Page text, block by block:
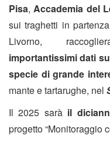
Pisa,Accademia del
sui traghetti in
Livorno,
importantissimi dati
specie di grande
mante e tartarughe, nel
Il 2025 sarà il
progetto “Monitoraggio